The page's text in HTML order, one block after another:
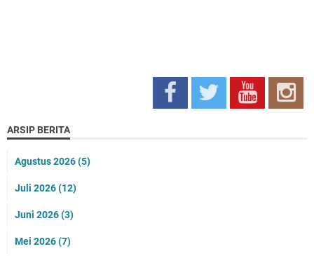
ARSIP BERITA
Agustus 2026(5)
Juli 2026(12)
Juni 2026(3)
Mei 2026(7)